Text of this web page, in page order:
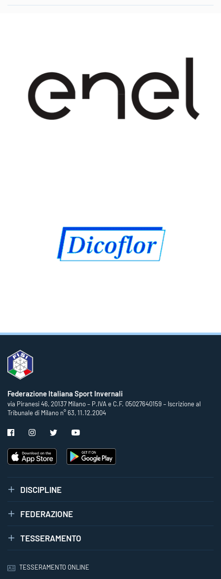
Federazione Italiana Sport Invernali
via Piranesi 46, 20137 Milano – P.IVA e C.F. 05027640159 – Iscrizione al
Tribunale di Milano n° 63, 11.12.2004
DISCIPLINE
FEDERAZIONE
TESSERAMENTO
TESSERAMENTO ONLINE